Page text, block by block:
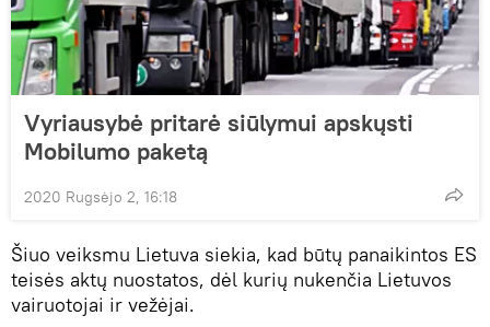
Vyriausybė pritarė siūlymui apskųsti
Mobilumo paketą
2020 Rugsėjo 2, 16:18
Šiuo veiksmu Lietuva siekia, kad būtų panaikintos ES
teisės aktų nuostatos, dėl kurių nukenčia Lietuvos
vairuotojai ir vežėjai.